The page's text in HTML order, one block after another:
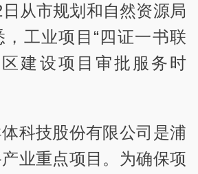
从市规划和自然资源局
工业项目“四证一书联
建设项目审批服务时
科技股份有限公司是浦
业重点项目。为确保项